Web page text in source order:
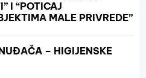
I “POTICAJ
MALE PRIVREDE”
– HIGIJENSKE